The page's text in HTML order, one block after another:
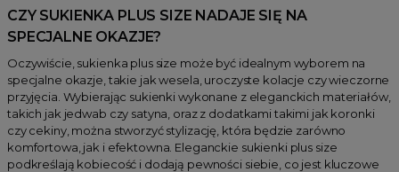
CZY SUKIENKA PLUS SIZE NADAJE SIĘ NA
SPECJALNE OKAZJE?
Oczywiście, sukienka plus size może być idealnym wyborem na
specjalne okazje, takie jak wesela, uroczyste kolacje czy wieczorne
przyjęcia. Wybierając sukienki wykonane z eleganckich materiałów,
takich jak jedwab czy satyna, oraz z dodatkami takimi jak koronki
czy cekiny, można stworzyć stylizację, która będzie zarówno
komfortowa, jak i efektowna. Eleganckie sukienki plus size
podkreślają kobiecość i dodają pewności siebie, co jest kluczowe